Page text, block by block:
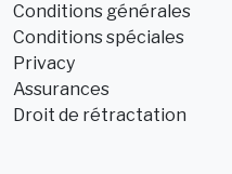
Conditions générales
Conditions spéciales
Privacy
Assurances
Droit de rétractation